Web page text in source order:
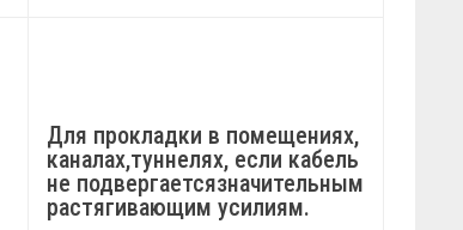
Для прокладки в помещениях,
каналах,туннелях, если кабель
не подвергаетсязначительным
растягивающим усилиям.